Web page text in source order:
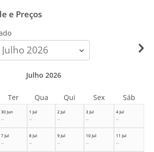
e Preços
calendar-
month
30 Jun
--
1 Jul
--
2 Jul
--
3 Jul
--
4 Jul
--
7 Jul
--
8 Jul
--
9 Jul
--
10 Jul
--
11 Jul
--
Julho 2026
Ter Qua Qui Sex Sáb